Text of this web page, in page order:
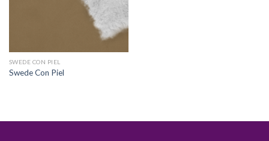
SWEDE CON PIEL
Swede Con Piel